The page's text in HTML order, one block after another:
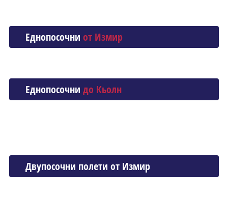
Еднопосочни от Измир
Еднопосочни до Кьолн
Двупосочни полети от Измир